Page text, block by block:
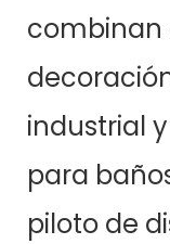
combinan
industrial
para
piloto de